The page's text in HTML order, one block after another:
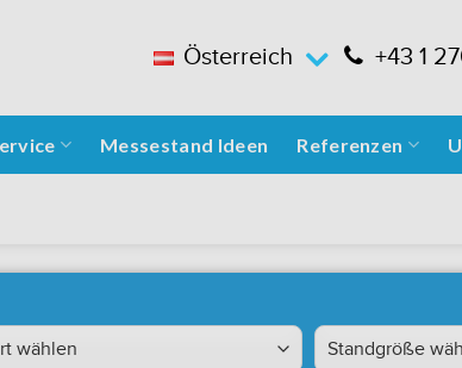
Österreich +43 1
Messestand Ideen Referenzen